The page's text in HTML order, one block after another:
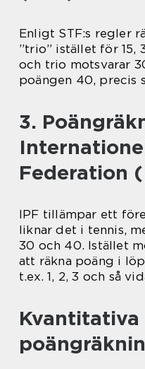
Enligt STF:s regler
”trio” istället för 15,
och trio motsvarar
poängen 40, precis
3.
Federation
IPF tillämpar ett
liknar det i tennis,
30 och 40. Istället
att räkna poäng i
t.ex. 1, 2, 3 och så